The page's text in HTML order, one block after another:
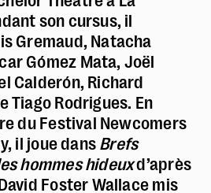
son cursus, il
Gremaud, Natacha
Gómez Mata, Joël
Calderón, Richard
Tiago Rodrigues. En
du Festival Newcomers
il joue dans Brefs
hommes hideuxd’après
Foster Wallace mis